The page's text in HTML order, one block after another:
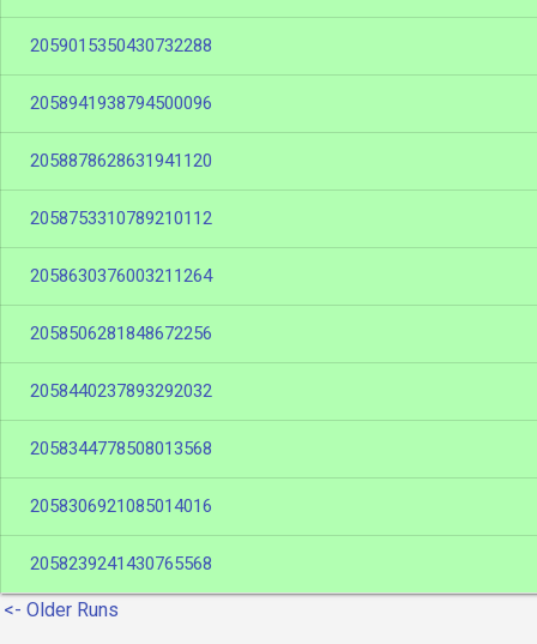
2059015350430732288
2058941938794500096
2058878628631941120
2058753310789210112
2058630376003211264
2058506281848672256
2058440237893292032
2058344778508013568
2058306921085014016
2058239241430765568
<- Older Runs